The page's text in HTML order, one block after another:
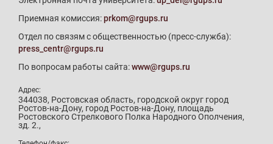
Приемная комиссия:prkom@rgups.ru
Отдел по связям с общественностью (пресс-служба):
press_centr@rgups.ru
По вопросам работы сайта:www@rgups.ru
Адрес:
344038, Ростовская область, городской округ город
Ростов-на-Дону, город Ростов-на-Дону, площадь
Ростовского Стрелкового Полка Народного Ополчения,
зд. 2.,